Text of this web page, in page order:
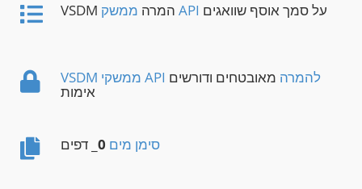
VSDM המרה ממשק API על סמך אוסף שוואגים
VSDM ממשקי API להמרה מאובטחים ודורשים
אימות
סימן מים 0 _ דפים